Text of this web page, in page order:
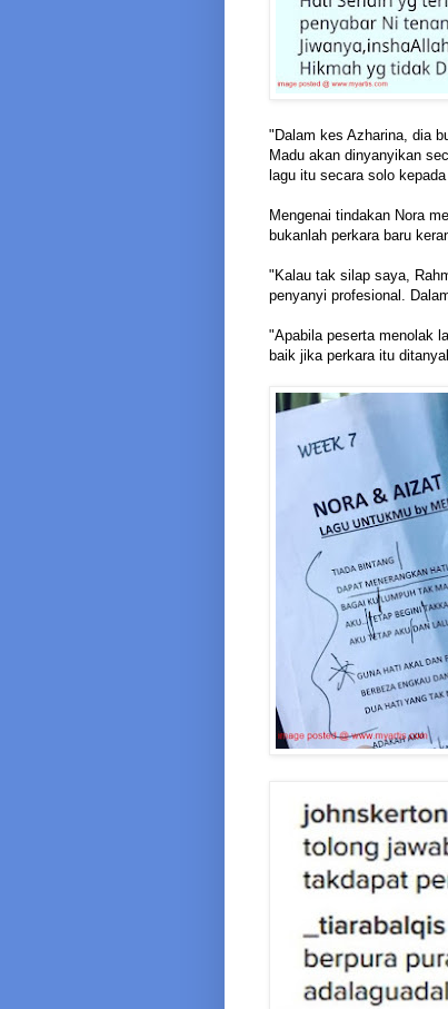
"Dalam kes Azharina, dia
Madu akan dinyanyikan
lagu itu secara solo
Mengenai tindakan Nora
bukanlah perkara baru
"Kalau tak silap saya,
penyanyi profesional.
"Apabila peserta menolak
baik jika perkara itu